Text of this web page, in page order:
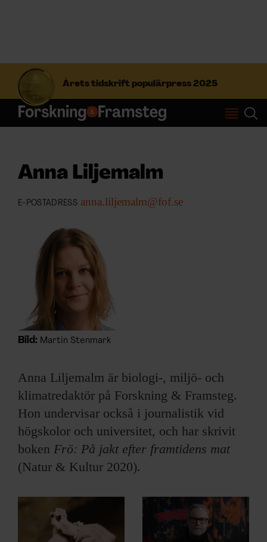
Årets tidskrift populärpress 2025
S
f
t
Prenumerera
NYHETSBREV
ÄMNEN
ARKIV & E-TIDNING
LYSSNA/PODD
EVENEMANG & RESOR
KONTAKTA F&F
SKRIV I F&F
PRENUMERERA PÅ F&F
ANNONSERA I F&F
OM F&F
Anna Liljemalm
E-POSTADRESS anna.liljemalm@fof.se
Bild: Martin Stenmark
Anna Liljemalm är biologi-, miljö- och
klimatredaktör på Forskning & Framsteg.
Hon undervisar också i journalistik vid
högskolor och universitet, och har skrivit
boken Frö: På jakt efter framtidens mat
(Natur & Kultur 2020).